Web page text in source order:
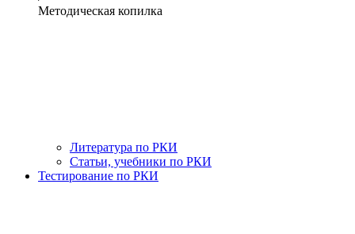
Методическая копилка
Литература по РКИ
Статьи, учебники по РКИ
Тестирование по РКИ